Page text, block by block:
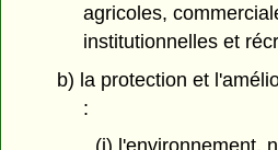
agricoles,
institutionnelles et
b) la protection et
: